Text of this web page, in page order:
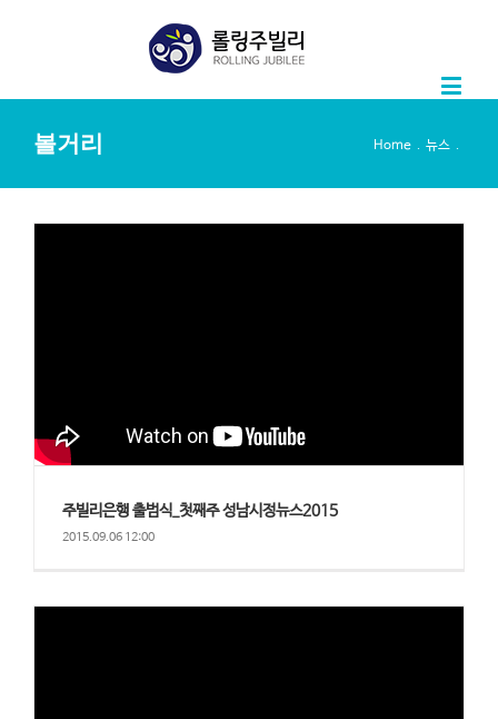
볼거리 Home 뉴스
주빌리은행 출범식_첫째주 성남시정뉴스2015
2015.09.06 12:00